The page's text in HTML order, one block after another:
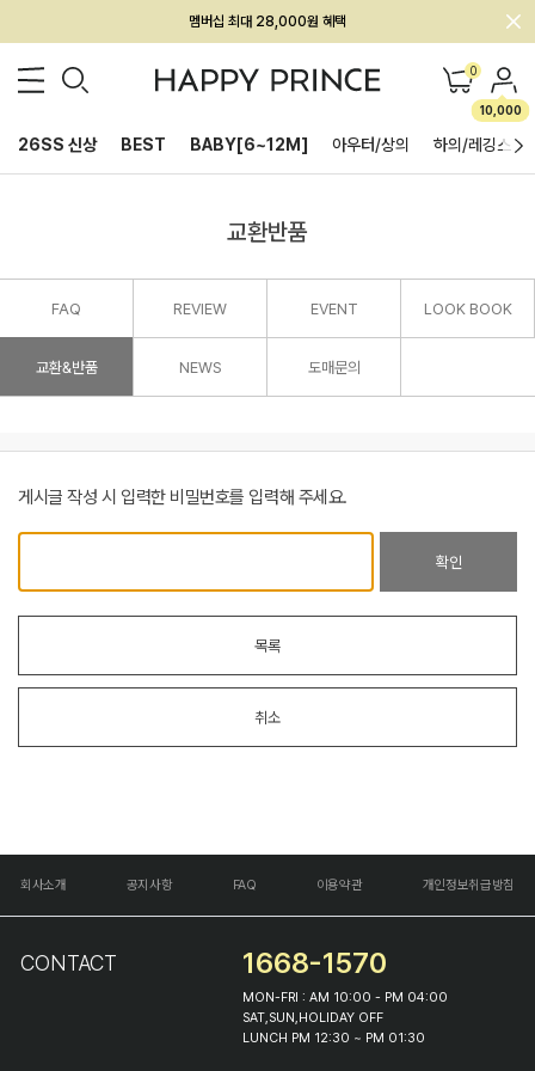
멤버십 최대 28,000원 혜택
0
10,000
26SS 신상 BEST BABY[6~12M] 아우터/상의 하의/레깅스
교환반품
FAQ REVIEW EVENT LOOK BOOK
교환&반품 NEWS 도매문의
게시글 작성 시 입력한 비밀번호를 입력해 주세요.
확인
목록
취소
회사소개 공지사항 FAQ 이용약관 개인정보취급방침
CONTACT 1668-1570
MON-FRI : AM 10:00 - PM 04:00
SAT,SUN,HOLIDAY OFF
LUNCH PM 12:30 ~ PM 01:30